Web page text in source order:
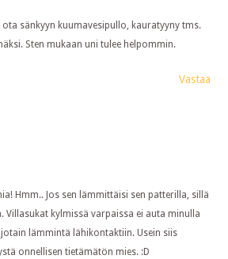
sänkyyn kuumavesipullo, kauratyyny tms.
Sten mukaan uni tulee helpommin.
Vastaa
Hmm.. Jos sen lämmittäisi sen patterilla, sillä
Villasukat kylmissä varpaissa ei auta minulla
lämmintä lähikontaktiin. Usein siis
onnellisen tietämätön mies. :D